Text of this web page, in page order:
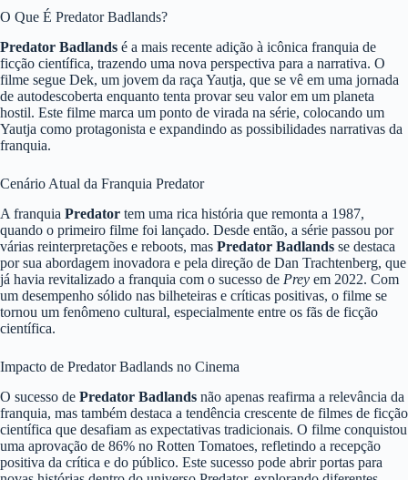
O Que É Predator Badlands?
Predator Badlands é a mais recente adição à icônica franquia de
ficção científica, trazendo uma nova perspectiva para a narrativa. O
filme segue Dek, um jovem da raça Yautja, que se vê em uma jornada
de autodescoberta enquanto tenta provar seu valor em um planeta
hostil. Este filme marca um ponto de virada na série, colocando um
Yautja como protagonista e expandindo as possibilidades narrativas da
franquia.
Cenário Atual da Franquia Predator
A franquia Predator tem uma rica história que remonta a 1987,
quando o primeiro filme foi lançado. Desde então, a série passou por
várias reinterpretações e reboots, mas Predator Badlands se destaca
por sua abordagem inovadora e pela direção de Dan Trachtenberg, que
já havia revitalizado a franquia com o sucesso de Prey em 2022. Com
um desempenho sólido nas bilheteiras e críticas positivas, o filme se
tornou um fenômeno cultural, especialmente entre os fãs de ficção
científica.
Impacto de Predator Badlands no Cinema
O sucesso de Predator Badlands não apenas reafirma a relevância da
franquia, mas também destaca a tendência crescente de filmes de ficção
científica que desafiam as expectativas tradicionais. O filme conquistou
uma aprovação de 86% no Rotten Tomatoes, refletindo a recepção
positiva da crítica e do público. Este sucesso pode abrir portas para